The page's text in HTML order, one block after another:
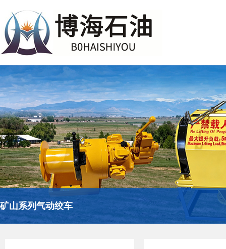
矿山系列气动绞车